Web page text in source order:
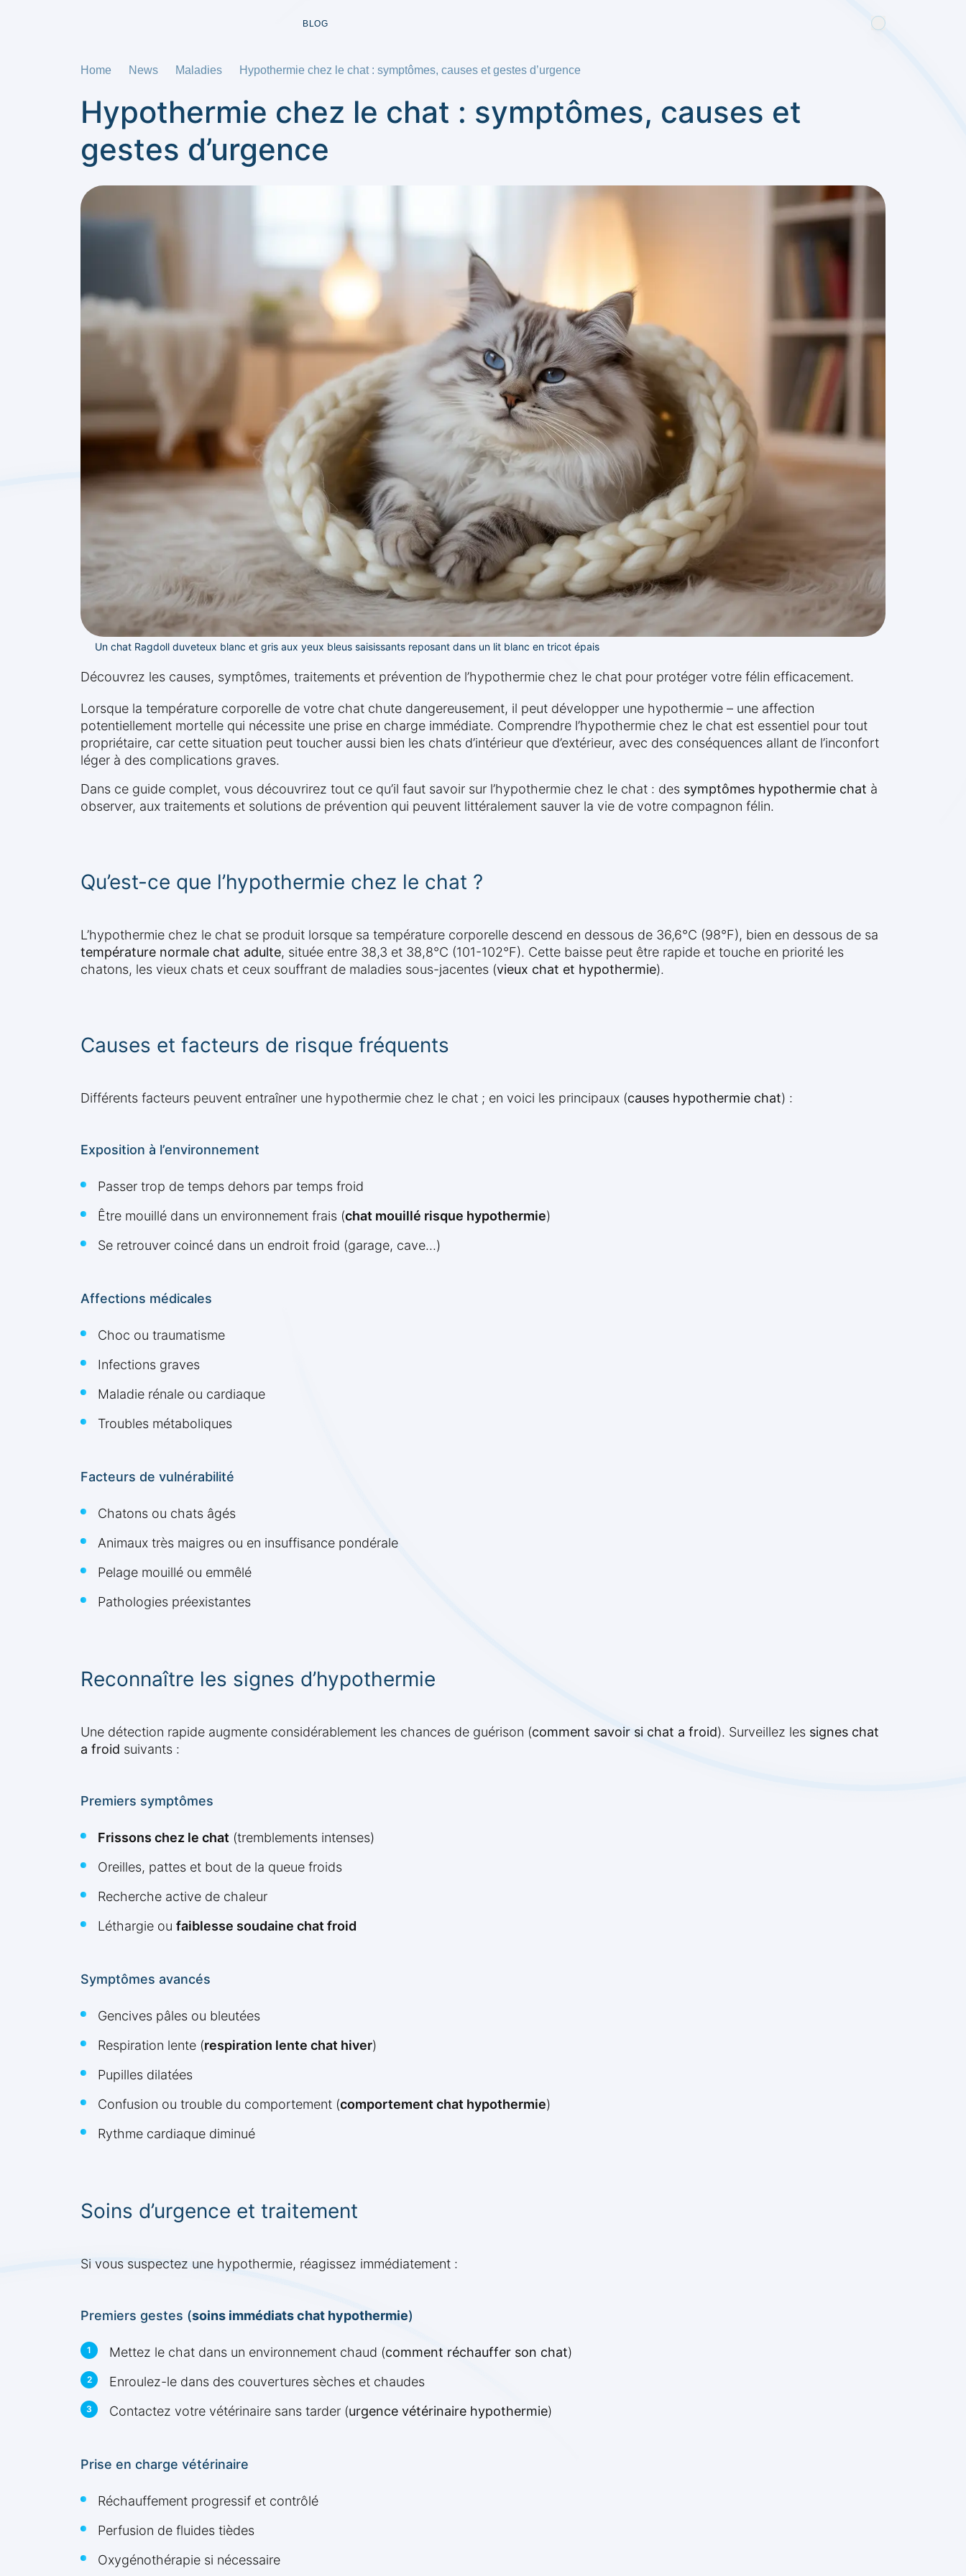
BLOG
Home News Maladies Hypothermie chez le chat : symptômes, causes et gestes d’urgence
Hypothermie chez le chat : symptômes, causes et
gestes d’urgence
Un chat Ragdoll duveteux blanc et gris aux yeux bleus saisissants reposant dans un lit blanc en tricot épais
Découvrez les causes, symptômes, traitements et prévention de l’hypothermie chez le chat pour protéger votre félin efficacement.
Lorsque la température corporelle de votre chat chute dangereusement, il peut développer une hypothermie – une affection
potentiellement mortelle qui nécessite une prise en charge immédiate. Comprendre l’hypothermie chez le chat est essentiel pour tout
propriétaire, car cette situation peut toucher aussi bien les chats d’intérieur que d’extérieur, avec des conséquences allant de l’inconfort
léger à des complications graves.
Dans ce guide complet, vous découvrirez tout ce qu’il faut savoir sur l’hypothermie chez le chat : des symptômes hypothermie chat à
observer, aux traitements et solutions de prévention qui peuvent littéralement sauver la vie de votre compagnon félin.
Qu’est-ce que l’hypothermie chez le chat ?
L’hypothermie chez le chat se produit lorsque sa température corporelle descend en dessous de 36,6°C (98°F), bien en dessous de sa
température normale chat adulte, située entre 38,3 et 38,8°C (101-102°F). Cette baisse peut être rapide et touche en priorité les
chatons, les vieux chats et ceux souffrant de maladies sous-jacentes (vieux chat et hypothermie).
Causes et facteurs de risque fréquents
Différents facteurs peuvent entraîner une hypothermie chez le chat ; en voici les principaux (causes hypothermie chat) :
Exposition à l’environnement
Passer trop de temps dehors par temps froid
Être mouillé dans un environnement frais (chat mouillé risque hypothermie)
Se retrouver coincé dans un endroit froid (garage, cave...)
Affections médicales
Choc ou traumatisme
Infections graves
Maladie rénale ou cardiaque
Troubles métaboliques
Facteurs de vulnérabilité
Chatons ou chats âgés
Animaux très maigres ou en insuffisance pondérale
Pelage mouillé ou emmêlé
Pathologies préexistantes
Reconnaître les signes d’hypothermie
Une détection rapide augmente considérablement les chances de guérison (comment savoir si chat a froid). Surveillez les signes chat
a froid suivants :
Premiers symptômes
Frissons chez le chat (tremblements intenses)
Oreilles, pattes et bout de la queue froids
Recherche active de chaleur
Léthargie ou faiblesse soudaine chat froid
Symptômes avancés
Gencives pâles ou bleutées
Respiration lente (respiration lente chat hiver)
Pupilles dilatées
Confusion ou trouble du comportement (comportement chat hypothermie)
Rythme cardiaque diminué
Soins d’urgence et traitement
Si vous suspectez une hypothermie, réagissez immédiatement :
Premiers gestes (soins immédiats chat hypothermie)
Mettez le chat dans un environnement chaud (comment réchauffer son chat)
Enroulez-le dans des couvertures sèches et chaudes
Contactez votre vétérinaire sans tarder (urgence vétérinaire hypothermie)
Prise en charge vétérinaire
Réchauffement progressif et contrôlé
Perfusion de fluides tièdes
Oxygénothérapie si nécessaire